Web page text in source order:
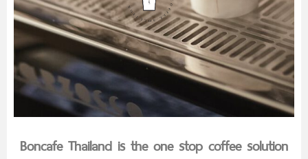
Boncafe Thailand is the one stop coffee solution